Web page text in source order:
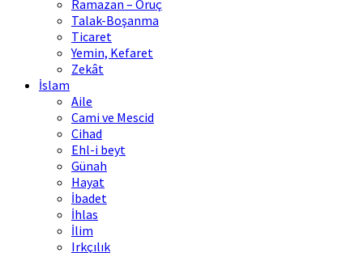
Ramazan – Oruç
Talak-Boşanma
Ticaret
Yemin, Kefaret
Zekât
İslam
Aile
Cami ve Mescid
Cihad
Ehl-i beyt
Günah
Hayat
İbadet
İhlas
İlim
Irkçılık